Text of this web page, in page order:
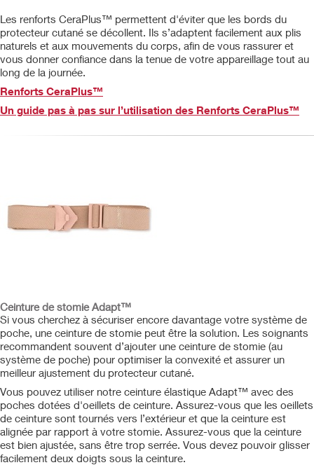
Les renforts CeraPlus™ permettent d'éviter que les bords du
protecteur cutané se décollent. Ils s’adaptent facilement aux plis
naturels et aux mouvements du corps, afin de vous rassurer et
vous donner confiance dans la tenue de votre appareillage tout au
long de la journée.
Renforts CeraPlus™
Un guide pas à pas sur l’utilisation des Renforts CeraPlus™
Ceinture de stomie Adapt™
Si vous cherchez à sécuriser encore davantage votre système de
poche, une ceinture de stomie peut être la solution. Les soignants
recommandent souvent d’ajouter une ceinture de stomie (au
système de poche) pour optimiser la convexité et assurer un
meilleur ajustement du protecteur cutané.
Vous pouvez utiliser notre ceinture élastique Adapt™ avec des
poches dotées d'oeillets de ceinture. Assurez-vous que les oeillets
de ceinture sont tournés vers l’extérieur et que la ceinture est
alignée par rapport à votre stomie. Assurez-vous que la ceinture
est bien ajustée, sans être trop serrée. Vous devez pouvoir glisser
facilement deux doigts sous la ceinture.